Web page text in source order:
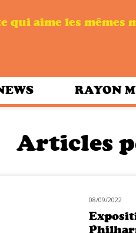
qui aime les mêmes
RAYON
Articles
08/09/2022